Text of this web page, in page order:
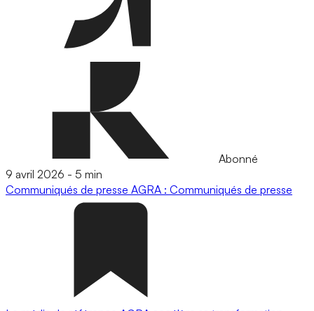
Abonné
9 avril 2026 - 5 min
Communiqués de presse AGRA : Communiqués de presse